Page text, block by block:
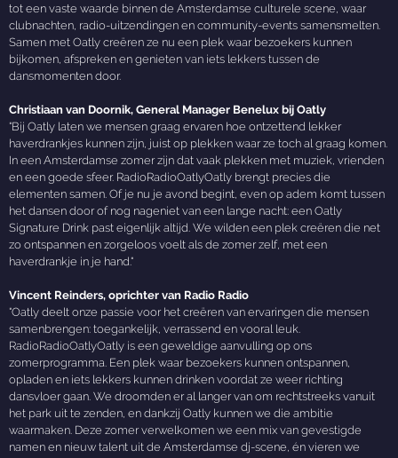
tot een vaste waarde binnen de Amsterdamse culturele scene, waar
clubnachten, radio-uitzendingen en community-events samensmelten.
Samen met Oatly creëren ze nu een plek waar bezoekers kunnen
bijkomen, afspreken en genieten van iets lekkers tussen de
dansmomenten door.
Christiaan van Doornik, General Manager Benelux bij Oatly
"Bij Oatly laten we mensen graag ervaren hoe ontzettend lekker
haverdrankjes kunnen zijn, juist op plekken waar ze toch al graag komen.
In een Amsterdamse zomer zijn dat vaak plekken met muziek, vrienden
en een goede sfeer. RadioRadioOatlyOatly brengt precies die
elementen samen. Of je nu je avond begint, even op adem komt tussen
het dansen door of nog nageniet van een lange nacht: een Oatly
Signature Drink past eigenlijk altijd. We wilden een plek creëren die net
zo ontspannen en zorgeloos voelt als de zomer zelf, met een
haverdrankje in je hand."
Vincent Reinders, oprichter van Radio Radio
"Oatly deelt onze passie voor het creëren van ervaringen die mensen
samenbrengen: toegankelijk, verrassend en vooral leuk.
RadioRadioOatlyOatly is een geweldige aanvulling op ons
zomerprogramma. Een plek waar bezoekers kunnen ontspannen,
opladen en iets lekkers kunnen drinken voordat ze weer richting
dansvloer gaan. We droomden er al langer van om rechtstreeks vanuit
het park uit te zenden, en dankzij Oatly kunnen we die ambitie
waarmaken. Deze zomer verwelkomen we een mix van gevestigde
namen en nieuw talent uit de Amsterdamse dj-scene, én vieren we